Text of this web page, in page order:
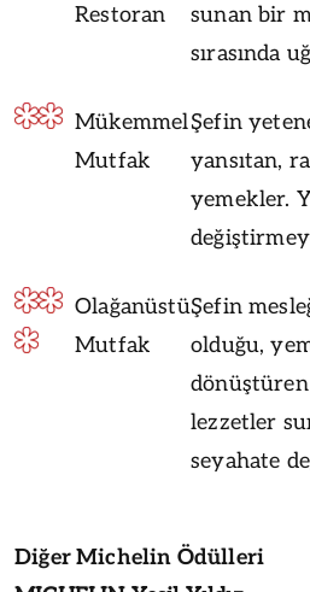
Restoran
sunan bir
sırasında
Mükemmel
Mutfak
Şefin
yansıtan,
yemekler.
Olağanüstü
Mutfak
Şefin
olduğu,
lezzetler
seyahate
Diğer Michelin Ödülleri